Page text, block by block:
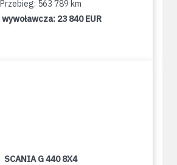
Przebieg: 563 789 km
wywoławcza: 23 840 EUR
SCANIA G 440 8X4